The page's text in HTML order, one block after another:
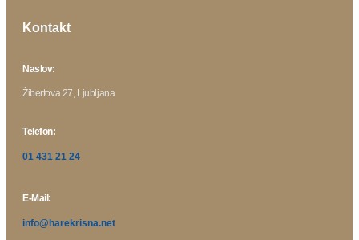
Kontakt
Naslov:
Žibertova 27, Ljubljana
Telefon:
01 431 21 24
E-Mail:
info@harekrisna.net